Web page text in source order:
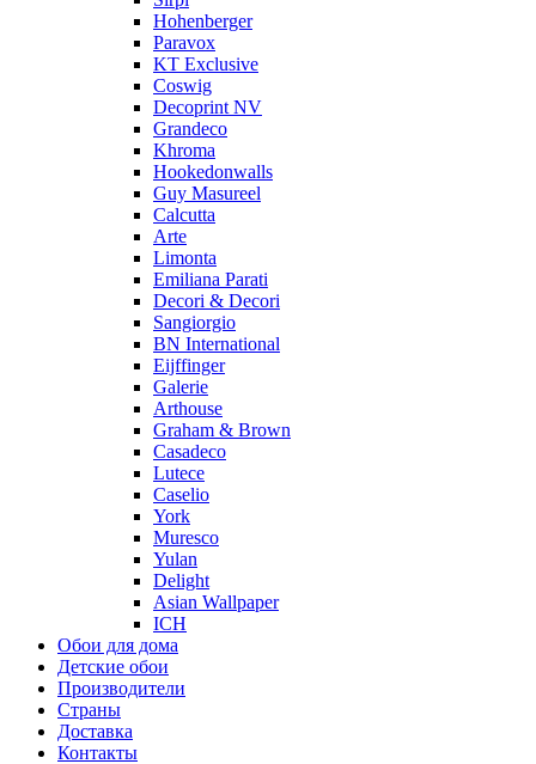
Hohenberger
Paravox
KT Exclusive
Coswig
Decoprint NV
Grandeco
Khroma
Hookedonwalls
Guy Masureel
Calcutta
Arte
Limonta
Emiliana Parati
Decori & Decori
Sangiorgio
BN International
Eijffinger
Galerie
Arthouse
Graham & Brown
Casadeco
Lutece
Caselio
York
Muresco
Yulan
Delight
Asian Wallpaper
ICH
Обои для дома
Детские обои
Производители
Страны
Доставка
Контакты